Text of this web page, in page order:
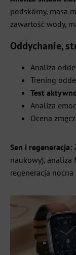
podskórny, masa
zawartość wody,
Oddychanie,
Analiza
Trening
Test
Analiza
Ocena
Sen i regeneracja:
naukowy), analiza
regeneracja nocna